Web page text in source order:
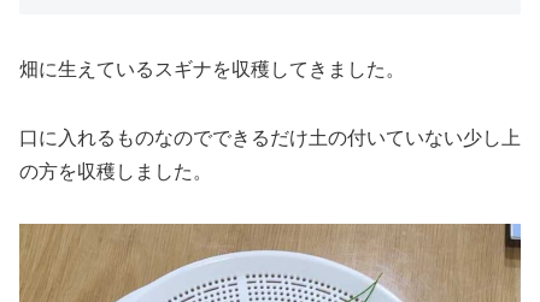
畑に生えているスギナを収穫してきました。
口に入れるものなのでできるだけ土の付いていない少し上
の方を収穫しました。